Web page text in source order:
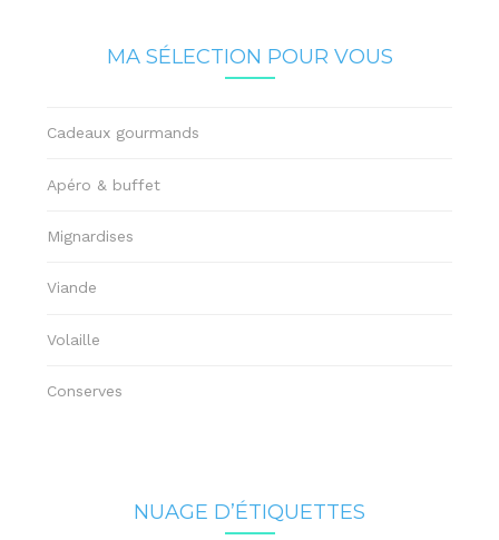
MA SÉLECTION POUR VOUS
Cadeaux gourmands
Apéro & buffet
Mignardises
Viande
Volaille
Conserves
NUAGE D’ÉTIQUETTES